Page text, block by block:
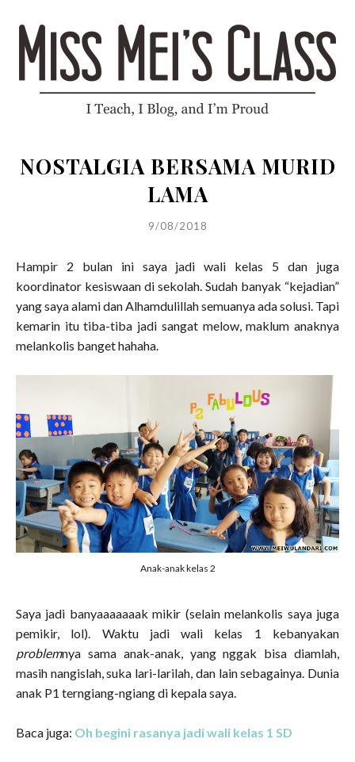
NOSTALGIA BERSAMA MURID
LAMA
9/08/2018
Hampir 2 bulan ini saya jadi wali kelas 5 dan juga
koordinator kesiswaan di sekolah. Sudah banyak “kejadian”
yang saya alami dan Alhamdulillah semuanya ada solusi. Tapi
kemarin itu tiba-tiba jadi sangat melow, maklum anaknya
melankolis banget hahaha.
Anak-anak kelas 2
Saya jadi banyaaaaaaak mikir (selain melankolis saya juga
pemikir, lol). Waktu jadi wali kelas 1 kebanyakan
problemnya sama anak-anak, yang nggak bisa diamlah,
masih nangislah, suka lari-larilah, dan lain sebagainya. Dunia
anak P1 terngiang-ngiang di kepala saya.
Baca juga: Oh begini rasanya jadi wali kelas 1 SD